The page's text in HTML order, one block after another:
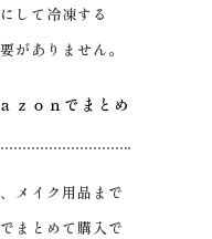
して冷凍する
がありません。
ｚｏｎでまとめ
メイク用品まで
まとめて購入で